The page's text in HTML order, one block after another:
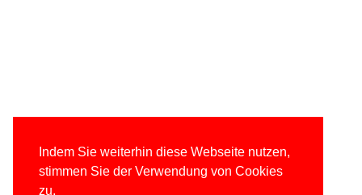
Indem Sie weiterhin diese Webseite nutzen,
stimmen Sie der Verwendung von Cookies
zu.